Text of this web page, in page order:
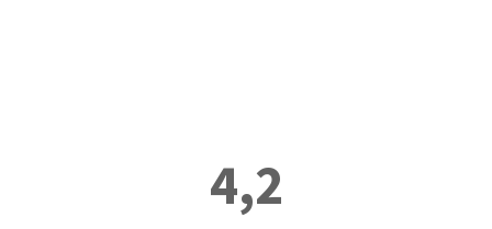
4,2